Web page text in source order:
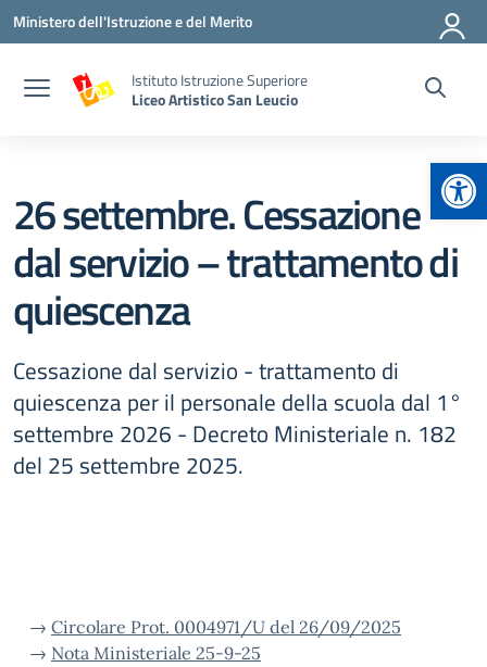
Vai ai contenuti
Vai al menu di navigazione
Vai al footer
Ministero dell'Istruzione e del Merito
Istituto Istruzione Superiore
Liceo Artistico San Leucio
26 settembre. Cessazione
dal servizio – trattamento di
quiescenza
Cessazione dal servizio - trattamento di
quiescenza per il personale della scuola dal 1°
settembre 2026 - Decreto Ministeriale n. 182
del 25 settembre 2025.
→ Circolare Prot. 0004971/U del 26/09/2025
→ Nota Ministeriale 25-9-25